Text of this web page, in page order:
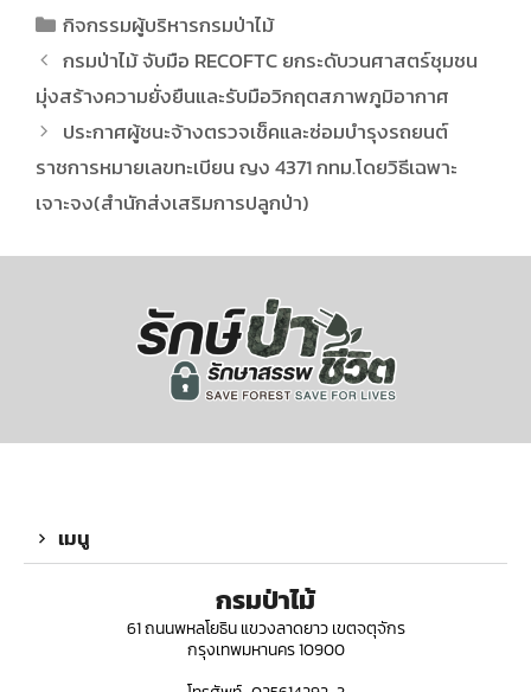
กิจกรรมผู้บริหารกรมป่าไม้
กรมป่าไม้ จับมือ RECOFTC ยกระดับวนศาสตร์ชุมชน
มุ่งสร้างความยั่งยืนและรับมือวิกฤตสภาพภูมิอากาศ
ประกาศผู้ชนะจ้างตรวจเช็คและซ่อมบำรุงรถยนต์
ราชการหมายเลขทะเบียน ญง 4371 กทม.โดยวิธีเฉพาะ
เจาะจง(สำนักส่งเสริมการปลูกป่า)
เมนู
กรมป่าไม้
61 ถนนพหลโยธิน แขวงลาดยาว เขตจตุจักร
กรุงเทพมหานคร 10900